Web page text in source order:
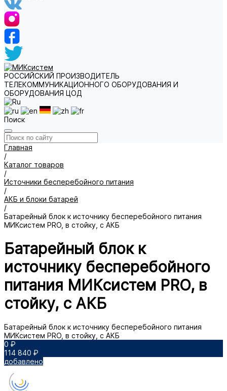
РОССИЙСКИЙ ПРОИЗВОДИТЕЛЬ
ТЕЛЕКОММУНИКАЦИОННОГО ОБОРУДОВАНИЯ И
ОБОРУДОВАНИЯ ЦОД
Поиск
Главная
/
Каталог товаров
/
Источники бесперебойного питания
/
АКБ и блоки батарей
/
Батарейный блок к источнику бесперебойного питания
МИКсистем PRO, в стойку, с АКБ
Батарейный блок к
источнику бесперебойного
питания МИКсистем PRO, в
стойку, с АКБ
Батарейный блок к источнику бесперебойного питания
МИКсистем PRO, в стойку, с АКБ
0 ₽
114 840 ₽
добавлено